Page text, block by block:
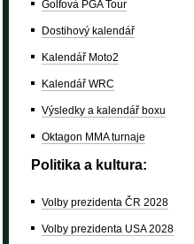
Golfová PGA Tour
Dostihový kalendář
Kalendář Moto2
Kalendář WRC
Výsledky a kalendář boxu
Oktagon MMA turnaje
Politika a kultura:
Volby prezidenta ČR 2028
Volby prezidenta USA 2028